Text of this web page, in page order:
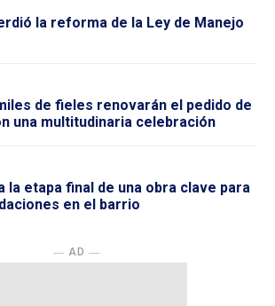
la reforma de la Ley de Manejo
de fieles renovarán el pedido de
una multitudinaria celebración
la etapa final de una obra clave para
en el barrio
― AD ―